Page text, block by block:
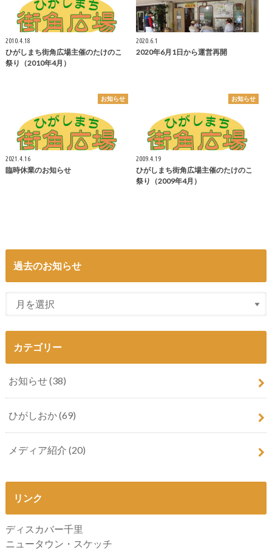
2010.4.18
ひがしまち街角広場主催のたけのこ
祭り（2010年4月）
2020.6.1
2020年6月1日から運営再開
お知らせ
2021.4.16
臨時休業のお知らせ
お知らせ
2009.4.19
ひがしまち街角広場主催のたけのこ
祭り（2009年4月）
過去のお知らせ
カテゴリー
お知らせ(38)
ひがしおか(69)
メディア紹介 (20)
リンク
ディスカバー千里
ニュータウン・スケッチ